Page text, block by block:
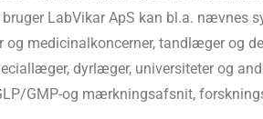
LabVikar ApS kan bl.a. nævnes
og medicinalkoncerner, tandlæger og
dyrlæger, universiteter og
GMP-og mærkningsafsnit,